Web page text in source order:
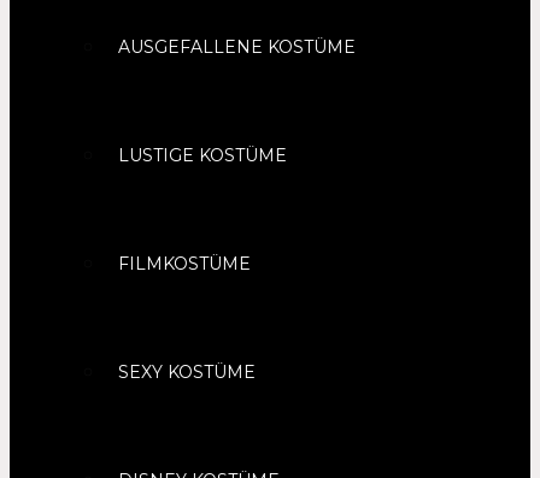
AUSGEFALLENE KOSTÜME
LUSTIGE KOSTÜME
FILMKOSTÜME
SEXY KOSTÜME